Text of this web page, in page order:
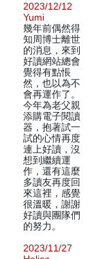
2023/12/12
Yumi
幾年前偶然得
知周博士離世
的消息，來到
好讀網站總會
覺得有點悵
然，也以為不
會再運作了。
今年為老父親
添購電子閱讀
器，抱著試一
試的心情再度
連上好讀，沒
想到繼續運
作，還有這麼
多讀友再度回
來這裡，感覺
很溫暖，謝謝
好讀與團隊們
的努力。
2023/11/27